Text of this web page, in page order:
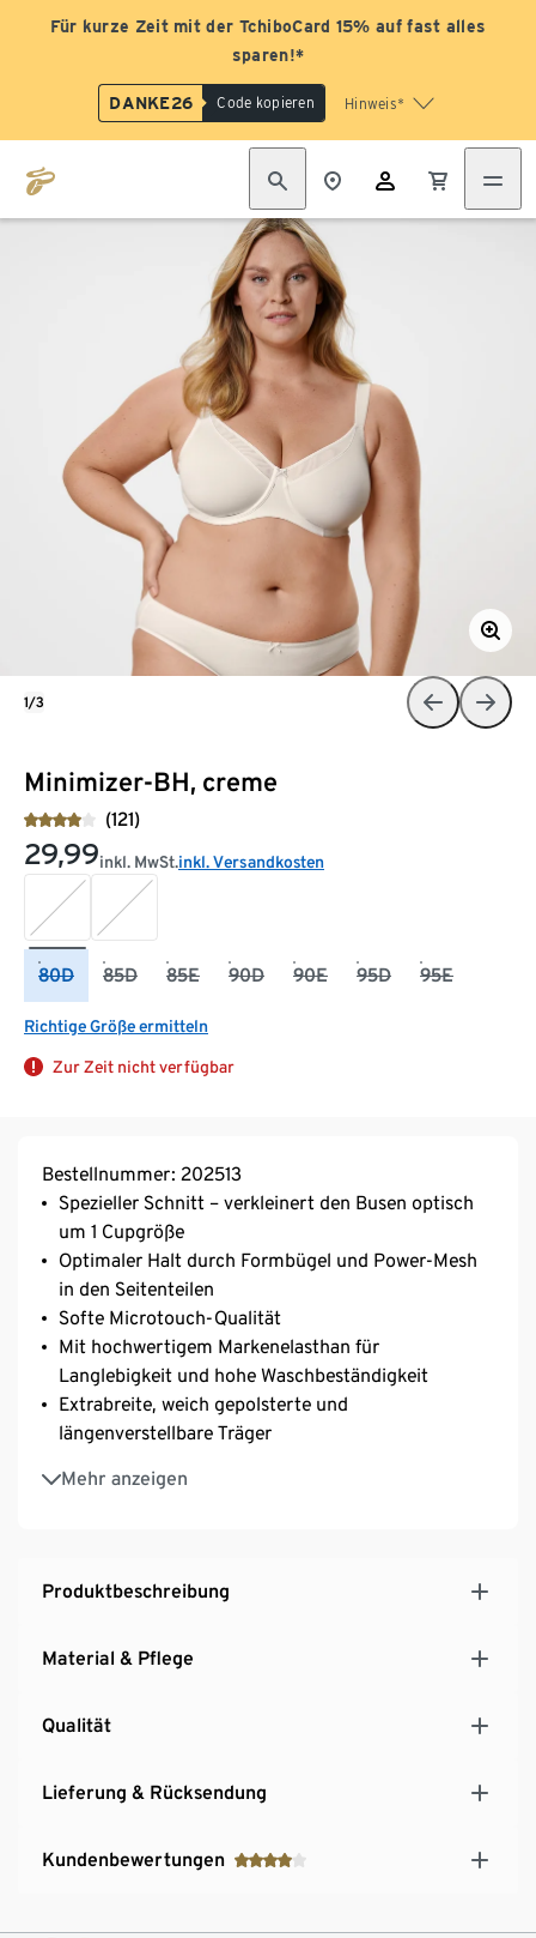
Für kurze Zeit mit der TchiboCard 15% auf fast alles
sparen!*
DANKE26 Code kopieren Hinweis*
Minimizer-BH, creme
(121)
29,99inkl. MwSt.inkl. Versandkosten
80D 85D 85E 90D 90E 95D 95E
Richtige Größe ermitteln
Zur Zeit nicht verfügbar
1/3
Bestellnummer: 202513
Spezieller Schnitt – verkleinert den Busen optisch
um 1 Cupgröße
Optimaler Halt durch Formbügel und Power-Mesh
in den Seitenteilen
Softe Microtouch-Qualität
Mit hochwertigem Markenelasthan für
Langlebigkeit und hohe Waschbeständigkeit
Extrabreite, weich gepolsterte und
längenverstellbare Träger
Mehr anzeigen
3-fach verstellbarer SoftSeal®-Häkchenverschluss
Produktbeschreibung
Material & Pflege
Qualität
Lieferung & Rücksendung
Kundenbewertungen